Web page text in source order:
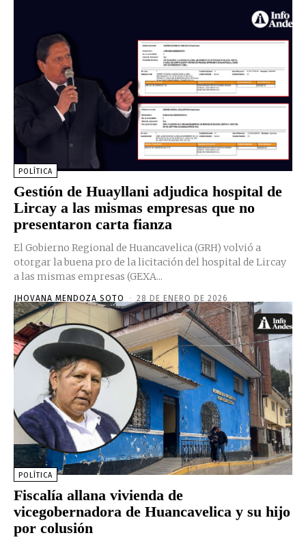
POLÍTICA
Gestión de Huayllani adjudica hospital de
Lircay a las mismas empresas que no
presentaron carta fianza
El Gobierno Regional de Huancavelica (GRH) volvió a
otorgar la buena pro de la licitación del hospital de Lircay
a las mismas empresas (GEXA...
JHOVANA MENDOZA SOTO - 28 DE ENERO DE 2026
POLÍTICA
Fiscalía allana vivienda de
vicegobernadora de Huancavelica y su hijo
por colusión